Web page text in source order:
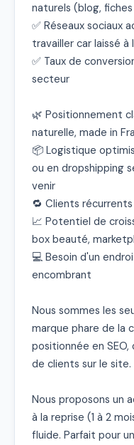
naturels (blog,
✅ Réseaux sociaux
travailler car laissé à
✅ Taux de
secteur
🌿 Positionnement
naturelle, made in
📦 Logistique
ou en dropshipping
venir
🔁 Clients
📈 Potentiel de
box beauté,
💻 Besoin d'un
encombrant
Nous sommes les
marque phare de la
positionnée en
de clients sur le site.
Nous proposons un
à la reprise (1 à 2
fluide. Parfait pour